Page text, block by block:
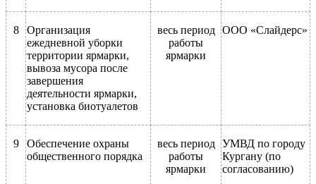
8
Организация
ежедневной уборки
территории ярмарки,
вывоза мусора после
завершения
деятельности ярмарки,
установка биотуалетов
весь период
работы
ярмарки
ООО «Слайдерс»
9
Обеспечение охраны
общественного порядка
весь период
работы
ярмарки
УМВД по городу
Кургану (по
согласованию)